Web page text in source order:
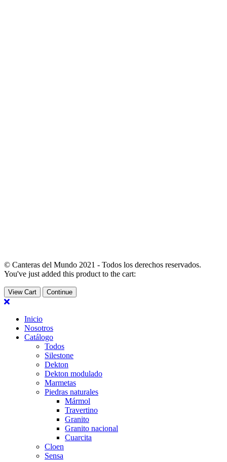
© Canteras del Mundo 2021 - Todos los derechos reservados.
You've just added this product to the cart:
View Cart Continue
Inicio
Nosotros
Catálogo
Todos
Silestone
Dekton
Dekton modulado
Marmetas
Piedras naturales
Mármol
Travertino
Granito
Granito nacional
Cuarcita
Cloen
Sensa